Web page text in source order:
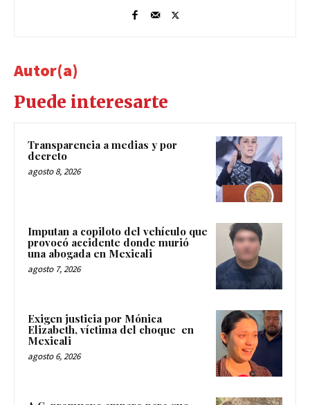
Autor(a)
Puede interesarte
Transparencia a medias y por
decreto
agosto 8, 2026
Imputan a copiloto del vehículo que
provocó accidente donde murió
una abogada en Mexicali
agosto 7, 2026
Exigen justicia por Mónica
Elizabeth, víctima del choque en
Mexicali
agosto 6, 2026